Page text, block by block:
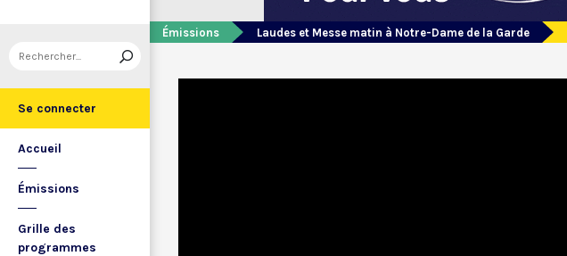
Se connecter
Accueil
Émissions
Grille des
programmes
Émissions Laudes et Messe matin à Notre-Dame de la Garde